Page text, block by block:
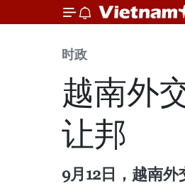
时政
越南外
让邦
9月12日，越南